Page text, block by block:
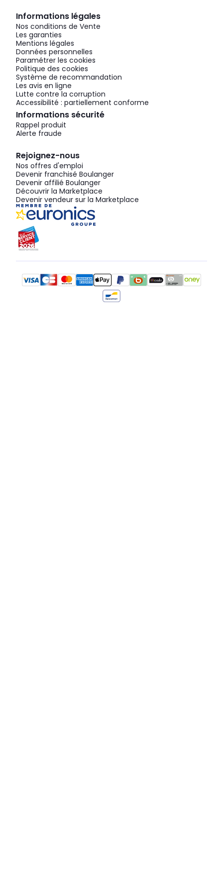
Informations légales
Nos conditions de Vente
Les garanties
Mentions légales
Données personnelles
Paramétrer les cookies
Politique des cookies
Système de recommandation
Les avis en ligne
Lutte contre la corruption
Accessibilité : partiellement conforme
Informations sécurité
Rappel produit
Alerte fraude
Rejoignez-nous
Nos offres d'emploi
Devenir franchisé Boulanger
Devenir affilié Boulanger
Découvrir la Marketplace
Devenir vendeur sur la Marketplace